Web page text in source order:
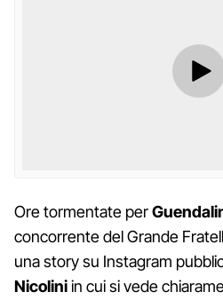
Ore tormentate per
concorrente del Grande
una story su Instagram
Nicoliniin cui si vede